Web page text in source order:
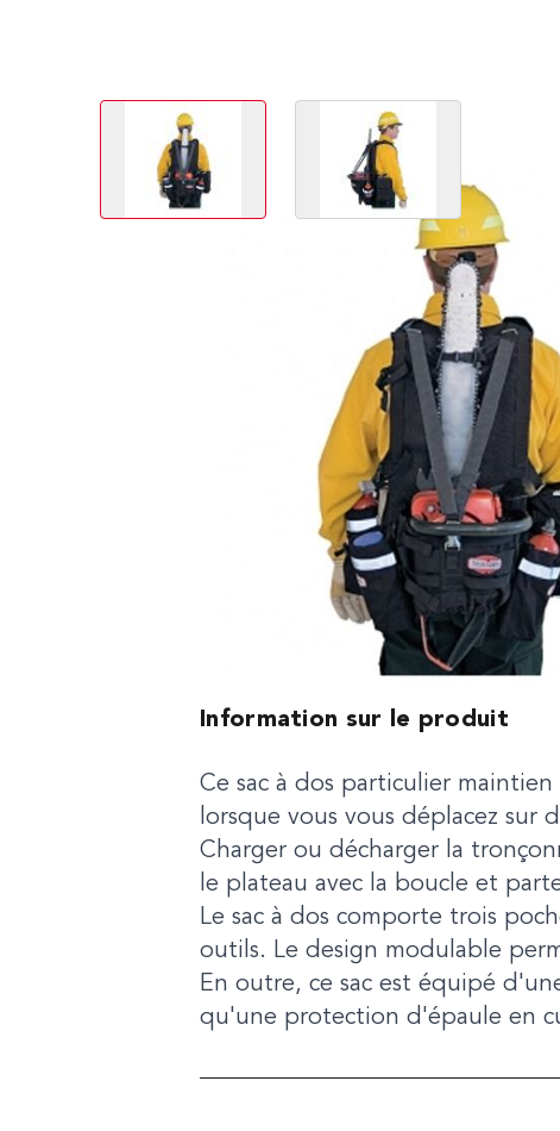
View larger image View larger image
Prix (sans TVA)
663,00 CHF
Information sur le produit
Ce sac à dos particulier
lorsque vous vous déplacez sur
Charger ou décharger la
le plateau avec la boucle et
Le sac à dos comporte trois
outils. Le design modulable
En outre, ce sac est équipé
qu'une protection d'épaule en